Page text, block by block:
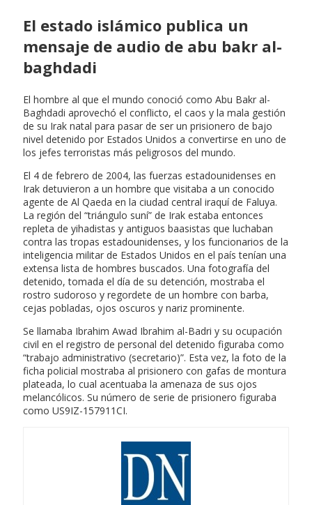
El estado islámico publica un
mensaje de audio de abu bakr al-
baghdadi
El hombre al que el mundo conoció como Abu Bakr al-
Baghdadi aprovechó el conflicto, el caos y la mala gestión
de su Irak natal para pasar de ser un prisionero de bajo
nivel detenido por Estados Unidos a convertirse en uno de
los jefes terroristas más peligrosos del mundo.
El 4 de febrero de 2004, las fuerzas estadounidenses en
Irak detuvieron a un hombre que visitaba a un conocido
agente de Al Qaeda en la ciudad central iraquí de Faluya.
La región del “triángulo suní” de Irak estaba entonces
repleta de yihadistas y antiguos baasistas que luchaban
contra las tropas estadounidenses, y los funcionarios de la
inteligencia militar de Estados Unidos en el país tenían una
extensa lista de hombres buscados. Una fotografía del
detenido, tomada el día de su detención, mostraba el
rostro sudoroso y regordete de un hombre con barba,
cejas pobladas, ojos oscuros y nariz prominente.
Se llamaba Ibrahim Awad Ibrahim al-Badri y su ocupación
civil en el registro de personal del detenido figuraba como
“trabajo administrativo (secretario)”. Esta vez, la foto de la
ficha policial mostraba al prisionero con gafas de montura
plateada, lo cual acentuaba la amenaza de sus ojos
melancólicos. Su número de serie de prisionero figuraba
como US9IZ-157911CI.